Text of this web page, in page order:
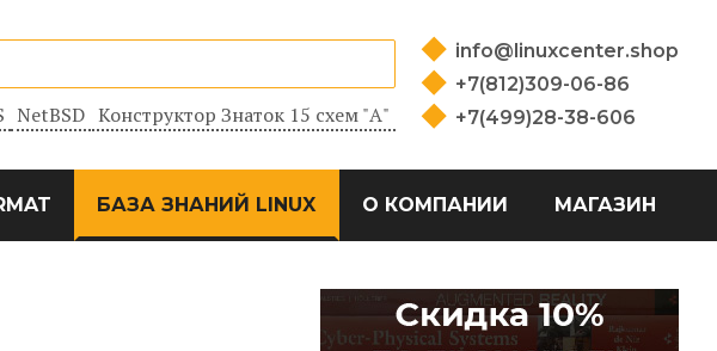
NetBSD Конструктор Знаток 15 схем "А"
info@linuxcenter.shop
+7(812)309-06-86
+7(499)28-38-606
БАЗА ЗНАНИЙ LINUX О КОМПАНИИ МАГАЗИН